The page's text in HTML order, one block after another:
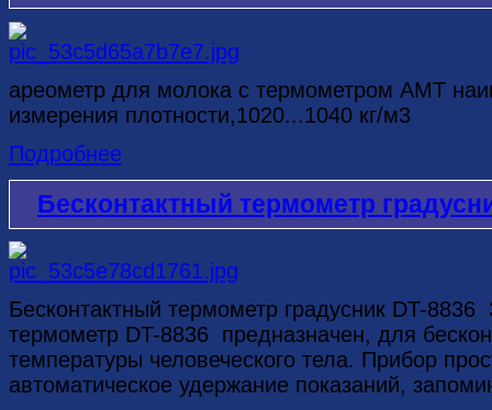
ареометр для молока с термометром АМТ
измерения плотности,1020...1040 кг/м3
Подробнее
Бесконтактный термометр
Бесконтактный термометр градусник DT-
термометр DT-8836 предназначен, для
температуры человеческого тела. Прибор
автоматическое удержание показаний,